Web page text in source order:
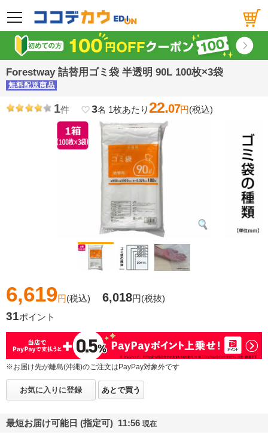
メニュー
Forestway 詰替用ゴミ袋 半透明 90L 100枚×3袋
無料配送商品
1件 favorite_border3名 1枚あたり22.07円(税込)
6,619円(税込) 6,018円(税抜)
31ポイント
※お届け先が離島(沖縄)のご注文はPayPay対象外です
お気に入りに登録 あとで買う
最短お届け可能日 (指定可) 11:56 現在